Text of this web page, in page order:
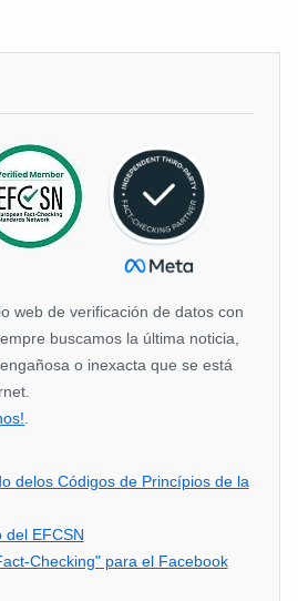
web de verificación de datos con
buscamos la última noticia,
o inexacta que se está
delos Códigos de Princípios de la
del EFCSN
Checking" para el Facebook